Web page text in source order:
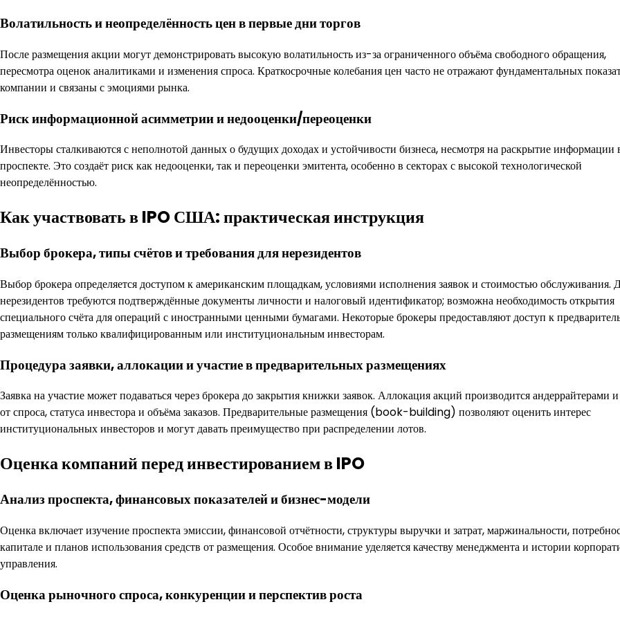
Волатильность и неопределённость цен в первые дни торгов
После размещения акции могут демонстрировать высокую волатильность из-за ограниченного объёма свободного обращения,
пересмотра оценок аналитиками и изменения спроса. Краткосрочные колебания цен часто не отражают фундаментальных
компании и связаны с эмоциями рынка.
Риск информационной асимметрии и недооценки/переоценки
Инвесторы сталкиваются с неполнотой данных о будущих доходах и устойчивости бизнеса, несмотря на раскрытие информации
проспекте. Это создаёт риск как недооценки, так и переоценки эмитента, особенно в секторах с высокой технологической
неопределённостью.
Как участвовать в IPO США: практическая инструкция
Выбор брокера, типы счётов и требования для нерезидентов
Выбор брокера определяется доступом к американским площадкам, условиями исполнения заявок и стоимостью обслуживания.
нерезидентов требуются подтверждённые документы личности и налоговый идентификатор; возможна необходимость открытия
специального счёта для операций с иностранными ценными бумагами. Некоторые брокеры предоставляют доступ к
размещениям только квалифицированным или институциональным инвесторам.
Процедура заявки, аллокации и участие в предварительных размещениях
Заявка на участие может подаваться через брокера до закрытия книжки заявок. Аллокация акций производится андеррайтерами
от спроса, статуса инвестора и объёма заказов. Предварительные размещения (book-building) позволяют оценить интерес
институциональных инвесторов и могут давать преимущество при распределении лотов.
Оценка компаний перед инвестированием в IPO
Анализ проспекта, финансовых показателей и бизнес-модели
Оценка включает изучение проспекта эмиссии, финансовой отчётности, структуры выручки и затрат, маржинальности,
капитале и планов использования средств от размещения. Особое внимание уделяется качеству менеджмента и истории
управления.
Оценка рыночного спроса, конкуренции и перспектив роста